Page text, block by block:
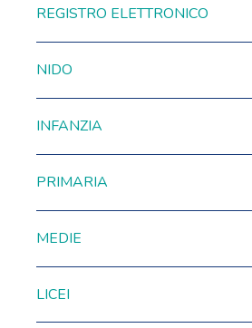
REGISTRO ELETTRONICO
NIDO
INFANZIA
PRIMARIA
MEDIE
LICEI